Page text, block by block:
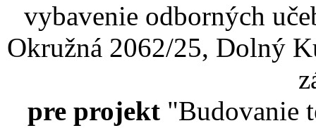
vybavenie odborných
Okružná 2062/25, Dolný
pre projekt "Budovanie